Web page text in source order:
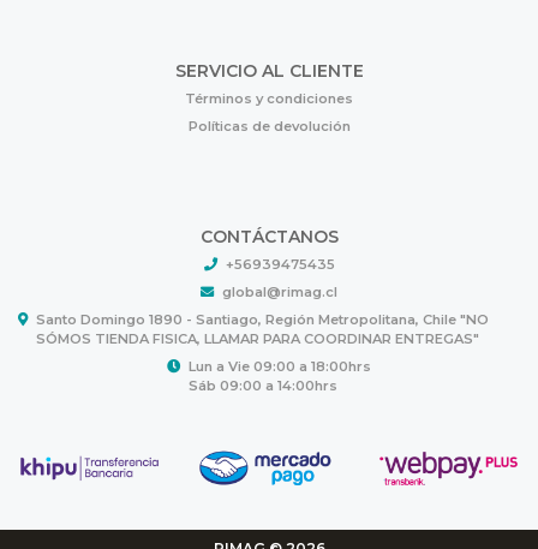
SERVICIO AL CLIENTE
Términos y condiciones
Políticas de devolución
CONTÁCTANOS
+56939475435
global@rimag.cl
Santo Domingo 1890 - Santiago, Región Metropolitana, Chile "NO
SÓMOS TIENDA FISICA, LLAMAR PARA COORDINAR ENTREGAS"
Lun a Vie 09:00 a 18:00hrs
Sáb 09:00 a 14:00hrs